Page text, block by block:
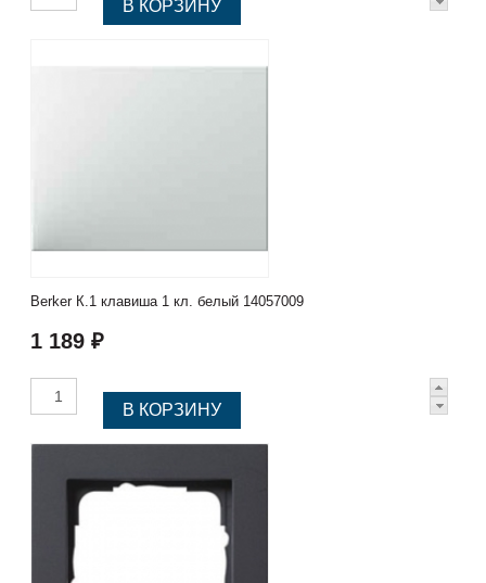
Berker К.1 клавиша 1 кл. белый 14057009
1 189 ₽